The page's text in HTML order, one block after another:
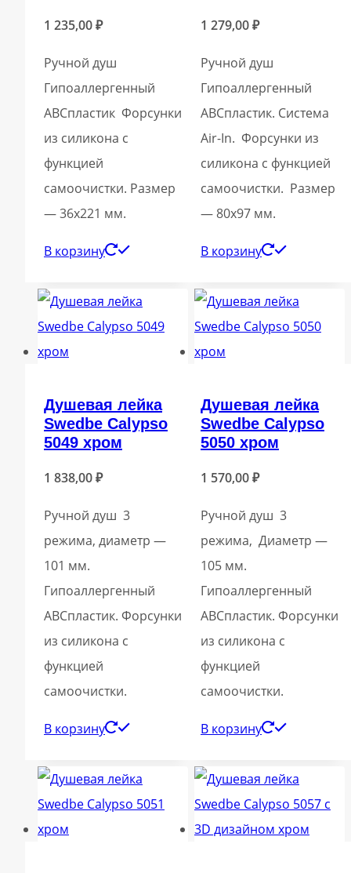
1 235,00₽
Ручной душ
Гипоаллергенный
ABСпластик Форсунки
из силикона с
функцией
самоочистки. Размер
— 36х221 мм.
В корзину
1 279,00₽
Ручной душ
Гипоаллергенный
ABСпластик. Система
Air-In. Форсунки из
силикона с функцией
самоочистки. Размер
— 80х97 мм.
В корзину
Душевая лейка
Swedbe Calypso
5049 хром
1 838,00₽
Ручной душ 3
режима, диаметр —
101 мм.
Гипоаллергенный
ABСпластик. Форсунки
из силикона с
функцией
самоочистки.
В корзину
Душевая лейка
Swedbe Calypso
5050 хром
1 570,00₽
Ручной душ 3
режима, Диаметр —
105 мм.
Гипоаллергенный
ABСпластик. Форсунки
из силикона с
функцией
самоочистки.
В корзину